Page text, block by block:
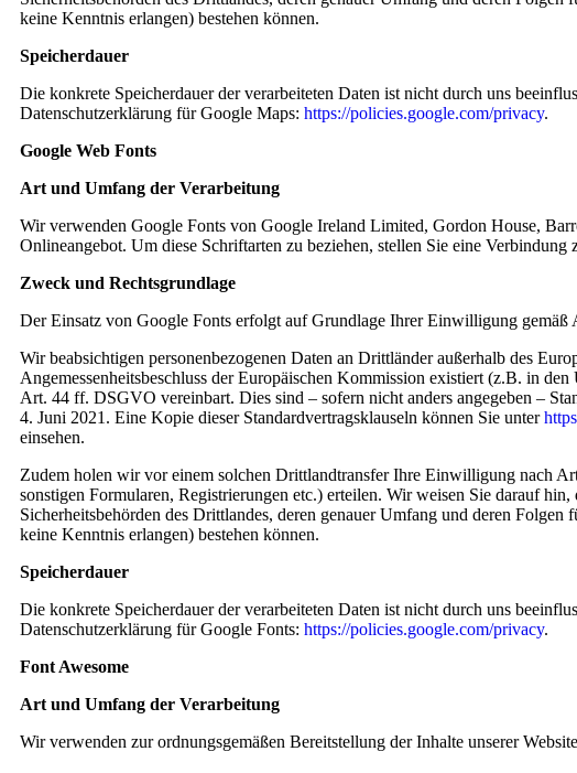
keine Kenntnis erlangen) bestehen können.
Speicherdauer
Die konkrete Speicherdauer der verarbeiteten Daten ist nicht durch uns
Datenschutzerklärung für Google Maps: https://policies.google.com/privacy.
Google Web Fonts
Art und Umfang der Verarbeitung
Wir verwenden Google Fonts von Google Ireland Limited, Gordon House,
Onlineangebot. Um diese Schriftarten zu beziehen, stellen Sie eine
Zweck und Rechtsgrundlage
Der Einsatz von Google Fonts erfolgt auf Grundlage Ihrer Einwilligung
Wir beabsichtigen personenbezogenen Daten an Drittländer außerhalb des
Angemessenheitsbeschluss der Europäischen Kommission existiert (z.B. in
Art. 44 ff. DSGVO vereinbart. Dies sind – sofern nicht anders angegeben –
4. Juni 2021. Eine Kopie dieser Standardvertragsklauseln können Sie unter
einsehen.
Zudem holen wir vor einem solchen Drittlandtransfer Ihre Einwilligung nach
sonstigen Formularen, Registrierungen etc.) erteilen. Wir weisen Sie darauf
Sicherheitsbehörden des Drittlandes, deren genauer Umfang und deren
keine Kenntnis erlangen) bestehen können.
Speicherdauer
Die konkrete Speicherdauer der verarbeiteten Daten ist nicht durch uns
Datenschutzerklärung für Google Fonts: https://policies.google.com/privacy.
Font Awesome
Art und Umfang der Verarbeitung
Wir verwenden zur ordnungsgemäßen Bereitstellung der Inhalte unserer